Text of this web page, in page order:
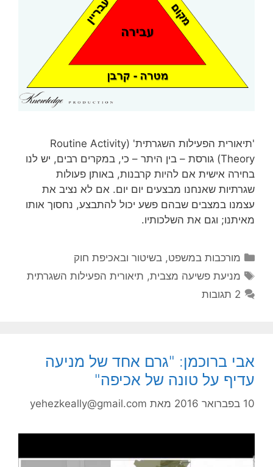
'תיאורית הפעילות השגרתית' (Routine Activity
Theory) גורסת – בין היתר – כי, במקרים רבים, יש לנו
בחירה אישית אם להיות קרבנות, באותן פעולות
שגרתיות שאנחנו מבצעים יום יום. אם לא נציב את
עצמנו במצבים שבהם פשע יכול להתבצע, נחסוך אותו
מאיתנו; וגם את השלכותיו.
קטגוריות
מורכבות במשפט, בשיטור ובאכיפת חוק
תגיות
מניעת פשיעה מצבית, תיאורית הפעילות השגרתית
2 תגובות
אבי ברוכמן: "גרם אחד של מניעה
עדיף על טונה של אכיפה"
10 בפברואר 2016 מאת yehezkeally@gmail.com